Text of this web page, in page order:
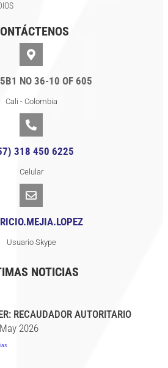
NOTICIAS
RECAUDADOR AUTORITARIO
2026
NO 36-10 OF 605
Cali - Colombia
318 450 6225
Celular
Usuario Skype